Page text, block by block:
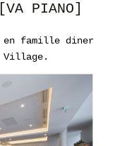
PIANO]
en famille diner
Village.